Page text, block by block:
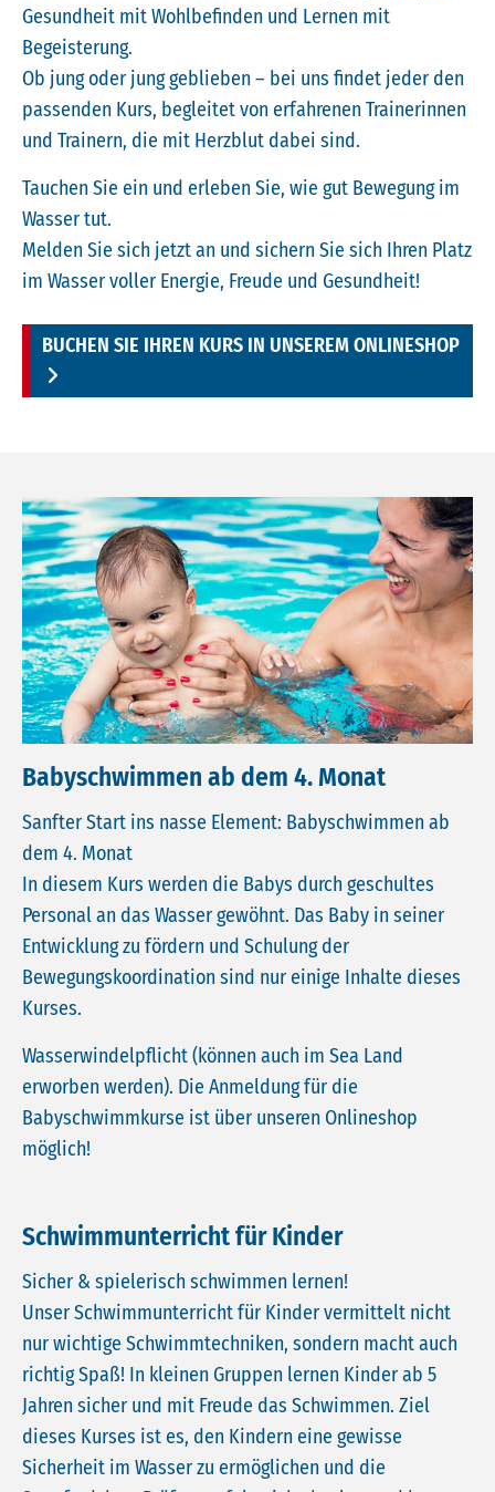
Gesundheit mit Wohlbefinden und Lernen mit
Begeisterung.
Ob jung oder jung geblieben – bei uns findet jeder den
passenden Kurs, begleitet von erfahrenen Trainerinnen
und Trainern, die mit Herzblut dabei sind.
Tauchen Sie ein und erleben Sie, wie gut Bewegung im
Wasser tut.
Melden Sie sich jetzt an und sichern Sie sich Ihren Platz
im Wasser voller Energie, Freude und Gesundheit!
BUCHEN SIE IHREN KURS IN UNSEREM ONLINESHOP
Babyschwimmen ab dem 4. Monat
Sanfter Start ins nasse Element: Babyschwimmen ab
dem 4. Monat
In diesem Kurs werden die Babys durch geschultes
Personal an das Wasser gewöhnt. Das Baby in seiner
Entwicklung zu fördern und Schulung der
Bewegungskoordination sind nur einige Inhalte dieses
Kurses.
Wasserwindelpflicht (können auch im Sea Land
erworben werden). Die Anmeldung für die
Babyschwimmkurse ist über unseren Onlineshop
möglich!
Schwimmunterricht für Kinder
Sicher & spielerisch schwimmen lernen!
Unser Schwimmunterricht für Kinder vermittelt nicht
nur wichtige Schwimmtechniken, sondern macht auch
richtig Spaß! In kleinen Gruppen lernen Kinder ab 5
Jahren sicher und mit Freude das Schwimmen. Ziel
dieses Kurses ist es, den Kindern eine gewisse
Sicherheit im Wasser zu ermöglichen und die